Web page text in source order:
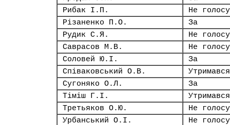
Рибак І.П.
Не
Різаненко П.О.
За
Рудик С.Я.
Не
Саврасов М.В.
Не
Соловей Ю.І.
За
Співаковський О.В.
Утримався
Сугоняко О.Л.
За
Тіміш Г.І.
Утримався
Третьяков О.Ю.
Не
Урбанський О.І.
Не